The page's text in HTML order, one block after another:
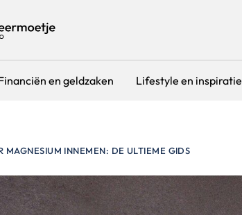
en geldzaken Lifestyle en inspiratie
MAGNESIUM INNEMEN: DE ULTIEME GIDS